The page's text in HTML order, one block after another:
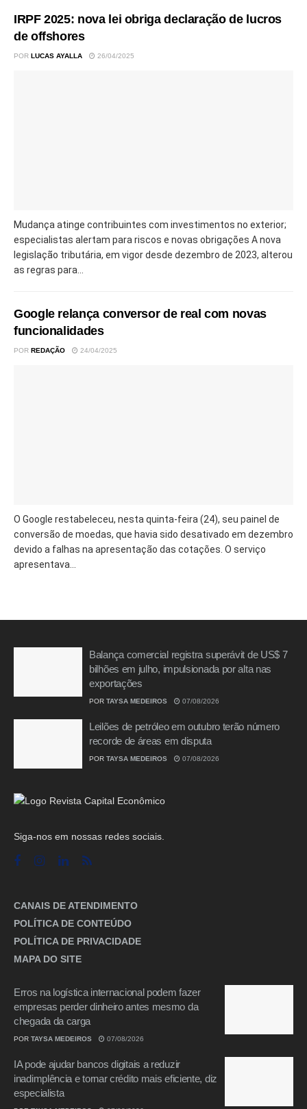
IRPF 2025: nova lei obriga declaração de lucros
de offshores
POR LUCAS AYALLA 26/04/2025
Mudança atinge contribuintes com investimentos no exterior;
especialistas alertam para riscos e novas obrigações A nova
legislação tributária, em vigor desde dezembro de 2023, alterou
as regras para...
Google relança conversor de real com novas
funcionalidades
POR REDAÇÃO 24/04/2025
O Google restabeleceu, nesta quinta-feira (24), seu painel de
conversão de moedas, que havia sido desativado em dezembro
devido a falhas na apresentação das cotações. O serviço
apresentava...
Balança comercial registra superávit de US$ 7
bilhões em julho, impulsionada por alta nas
exportações
POR TAYSA MEDEIROS 07/08/2026
Leilões de petróleo em outubro terão número
recorde de áreas em disputa
POR TAYSA MEDEIROS 07/08/2026
Siga-nos em nossas redes sociais.
CANAIS DE ATENDIMENTO
POLÍTICA DE CONTEÚDO
POLÍTICA DE PRIVACIDADE
MAPA DO SITE
Erros na logística internacional podem fazer
empresas perder dinheiro antes mesmo da
chegada da carga
POR TAYSA MEDEIROS 07/08/2026
IA pode ajudar bancos digitais a reduzir
inadimplência e tornar crédito mais eficiente, diz
especialista